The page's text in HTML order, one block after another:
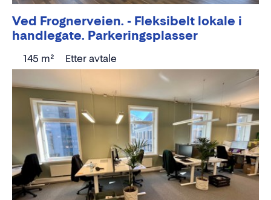
Ved Frognerveien. - Fleksibelt lokale i
handlegate. Parkeringsplasser
145 m² Etter avtale